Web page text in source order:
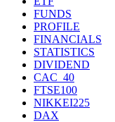
FUNDS
PROFILE
FINANCIALS
STATISTICS
DIVIDEND
CAC_40
FTSE100
NIKKEI225
DAX